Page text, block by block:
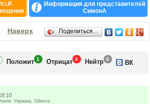
V.I.P.
Информация для представителей
СимонА
Наверх Поделиться…
Положит 1 Отрицат 0 Нейтр 0 ВК
Украина, Одесса